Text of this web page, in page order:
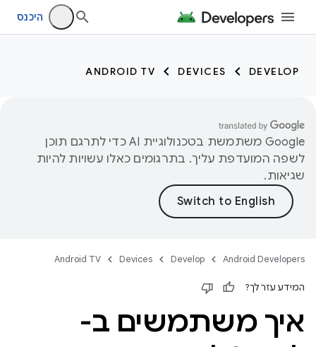
היכנס
DEVELOP
DEVICES
ANDROID TV
‫Google משתמשת בטכנולוגיית AI כדי לתרגם תוכן
לשפה המועדפת עליך. בתרגומים כאלו עשויות להיות
שגיאות.
Android Developers
Develop
Devices
Android TV
המידע עזר לך?
איך משתמשים ב-